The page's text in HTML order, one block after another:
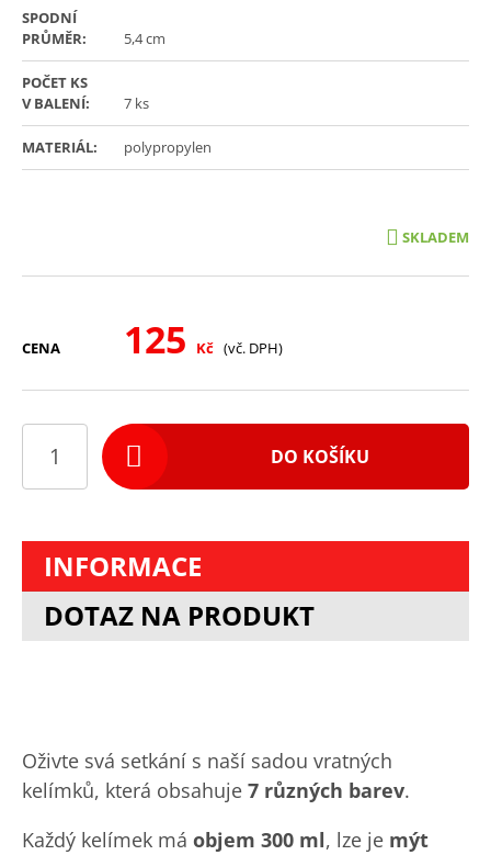
SPODNÍ
PRŮMĚR:
5,4cm
POČET KS
V BALENÍ:
7 ks
MATERIÁL: polypropylen
SKLADEM
CENA 125 Kč (vč. DPH)
DO KOŠÍKU
INFORMACE
DOTAZ NA PRODUKT
Oživte svá setkání s naší sadou vratných
kelímků, která obsahuje 7 různých barev.
Každý kelímek má objem 300 ml, lze je mýt